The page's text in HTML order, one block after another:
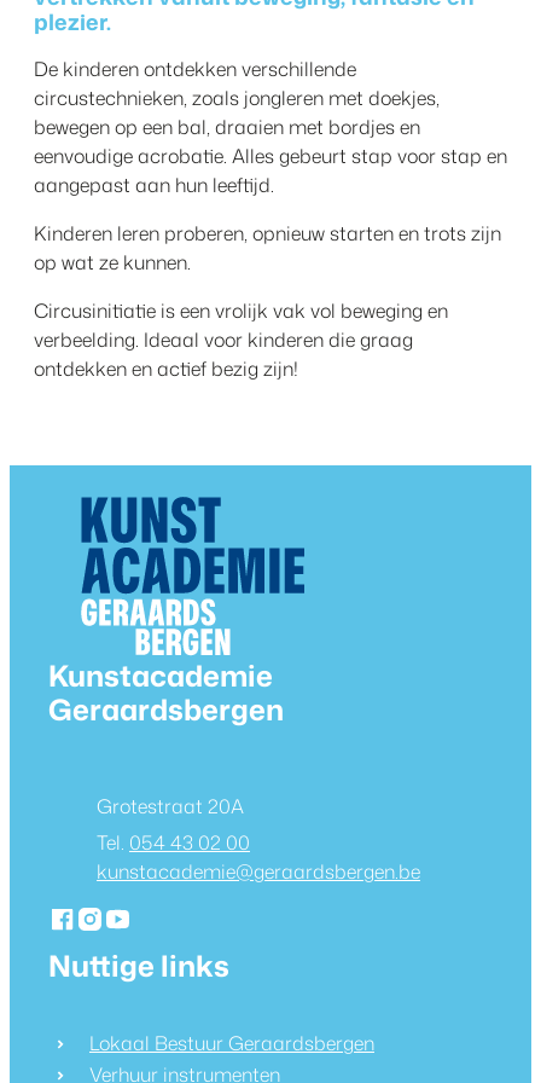
plezier.
De kinderen ontdekken verschillende
circustechnieken, zoals jongleren met doekjes,
bewegen op een bal, draaien met bordjes en
eenvoudige acrobatie. Alles gebeurt stap voor stap en
aangepast aan hun leeftijd.
Kinderen leren proberen, opnieuw starten en trots zijn
op wat ze kunnen.
Circusinitiatie is een vrolijk vak vol beweging en
verbeelding. Ideaal voor kinderen die graag
ontdekken en actief bezig zijn!
Contact & openingsuren
Kunstacademie
Geraardsbergen
AdresGrotestraat 20A
054 43 02 00
E-mailkunstacademie@geraardsbergen.be
Facebook
Instagram
YouTube
Nuttige links
Lokaal Bestuur Geraardsbergen
Verhuur instrumenten